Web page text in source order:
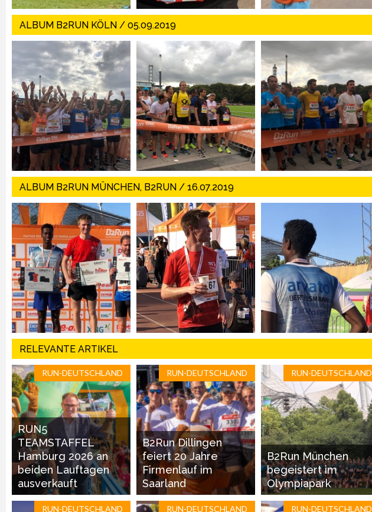
ALBUM B2RUN KÖLN / 05.09.2019
ALBUM B2RUN MÜNCHEN, B2RUN / 16.07.2019
RELEVANTE ARTIKEL
RUN-DEUTSCHLAND
RUN5
TEAMSTAFFEL
Hamburg 2026 an
beiden Lauftagen
ausverkauft
RUN-DEUTSCHLAND
B2Run Dillingen
feiert 20 Jahre
Firmenlauf im
Saarland
RUN-DEUTSCHLAND
B2Run München
begeistert im
Olympiapark
RUN-DEUTSCHLAND RUN-DEUTSCHLAND RUN-DEUTSCHLAND